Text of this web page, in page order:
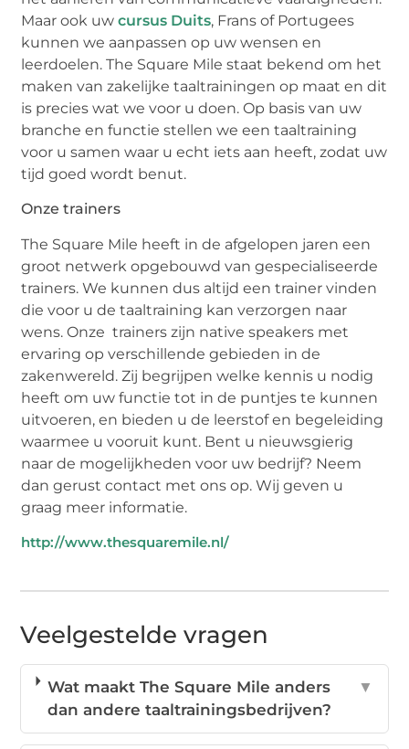
Maar ook uwcursus Duits, Frans of Portugees
kunnen we aanpassen op uw wensen en
leerdoelen. The Square Mile staat bekend om het
maken van zakelijke taaltrainingen op maat en dit
is precies wat we voor u doen. Op basis van uw
branche en functie stellen we een taaltraining
voor u samen waar u echt iets aan heeft, zodat uw
tijd goed wordt benut.
Onze trainers
The Square Mile heeft in de afgelopen jaren een
groot netwerk opgebouwd van gespecialiseerde
trainers. We kunnen dus altijd een trainer vinden
die voor u de taaltraining kan verzorgen naar
wens. Onze trainers zijn native speakers met
ervaring op verschillende gebieden in de
zakenwereld. Zij begrijpen welke kennis u nodig
heeft om uw functie tot in de puntjes te kunnen
uitvoeren, en bieden u de leerstof en begeleiding
waarmee u vooruit kunt. Bent u nieuwsgierig
naar de mogelijkheden voor uw bedrijf? Neem
dan gerust contact met ons op. Wij geven u
graag meer informatie.
http://www.thesquaremile.nl/
Veelgestelde vragen
Wat maakt The Square Mile anders
dan andere taaltrainingsbedrijven?
▼